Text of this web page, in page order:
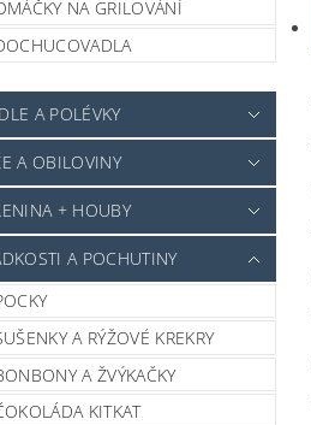
NA GRILOVÁNÍ
A POLÉVKY
A OBILOVINY
+ HOUBY
A POCHUTINY
A RÝŽOVÉ KREKRY
A ŽVÝKAČKY
KITKAT